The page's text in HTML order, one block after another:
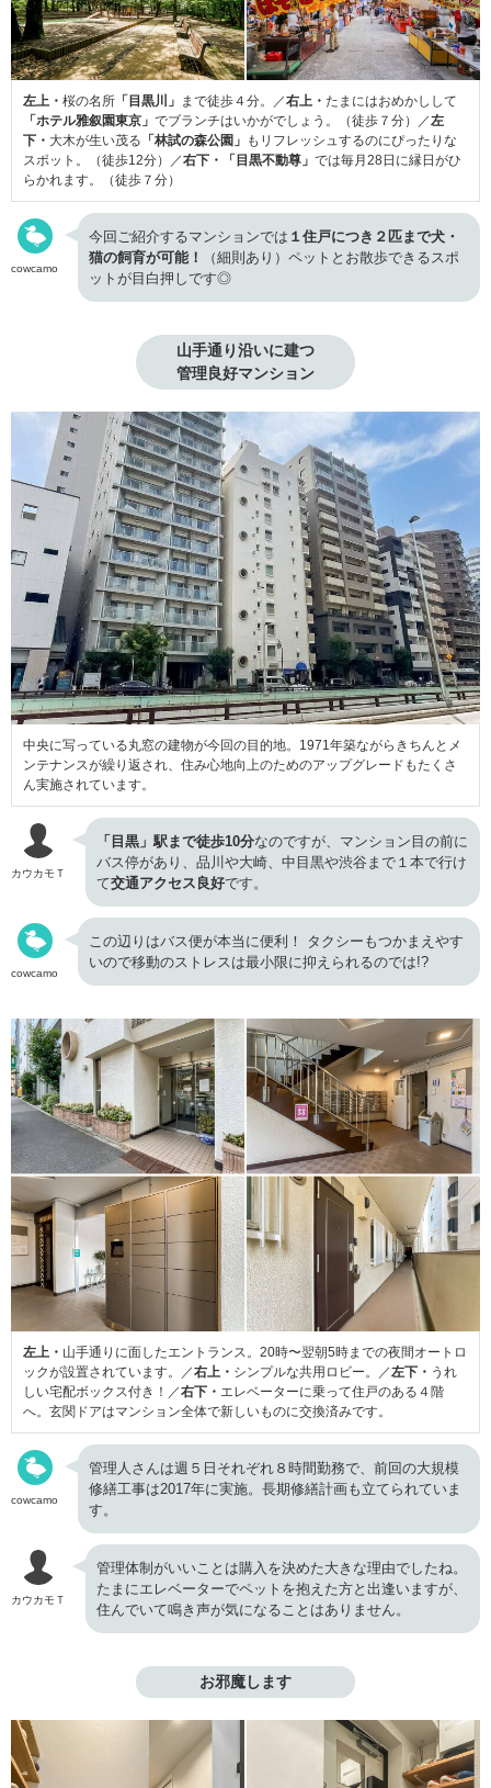
左上・ 桜の名所 「目黒川」 まで徒歩４分。／右上・ たまにはおめかしして
「ホテル雅叙園東京」 でブランチはいかがでしょう。（徒歩７分）／左
下・ 大木が生い茂る 「林試の森公園」 もリフレッシュするのにぴったりな
スポット。（徒歩12分）／右下・「目黒不動尊」 では毎月28日に縁日がひ
らかれます。（徒歩７分）
cowcamo
今回ご紹介するマンションでは １住戸につき２匹まで犬・
猫の飼育が可能！
（細則あり）ペットとお散歩できるスポ
ットが目白押しです◎
山手通り沿いに建つ
管理良好マンション
中央に写っている丸窓の建物が今回の目的地。1971年築ながらきちんとメ
ンテナンスが繰り返され、住み心地向上のためのアップグレードもたくさ
ん実施されています。
カウカモＴ
「目黒」駅まで徒歩10分なのですが、マンション目の前に
バス停があり、品川や大崎、中目黒や渋谷まで１本で行け
て交通アクセス良好です。
cowcamo
この辺りはバス便が本当に便利！ タクシーもつかまえやす
いので移動のストレスは最小限に抑えられるのでは!?
左上・ 山手通りに面したエントランス。20時〜翌朝5時までの夜間オートロ
ックが設置されています。／右上・ シンプルな共用ロビー。／左下・ うれ
しい宅配ボックス付き！／右下・ エレベーターに乗って住戸のある４階
へ。玄関ドアはマンション全体で新しいものに交換済みです。
cowcamo
管理人さんは週５日それぞれ８時間勤務で、前回の大規模
修繕工事は2017年に実施。長期修繕計画も立てられていま
す。
カウカモＴ
管理体制がいいことは購入を決めた大きな理由でしたね。
たまにエレベーターでペットを抱えた方と出逢いますが、
住んでいて鳴き声が気になることはありません。
お邪魔します